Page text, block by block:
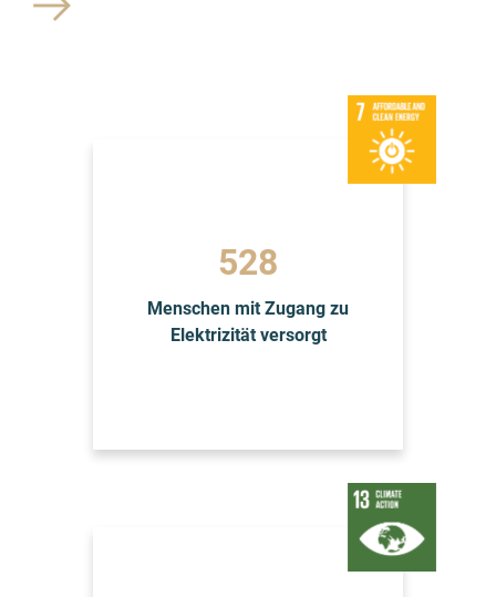
528
Menschen mit Zugang zu
Elektrizität versorgt